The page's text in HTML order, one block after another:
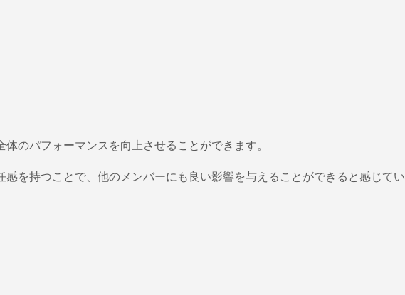
のパフォーマンスを向上させることができます。
を持つことで、他のメンバーにも良い影響を与えることができると感じてい